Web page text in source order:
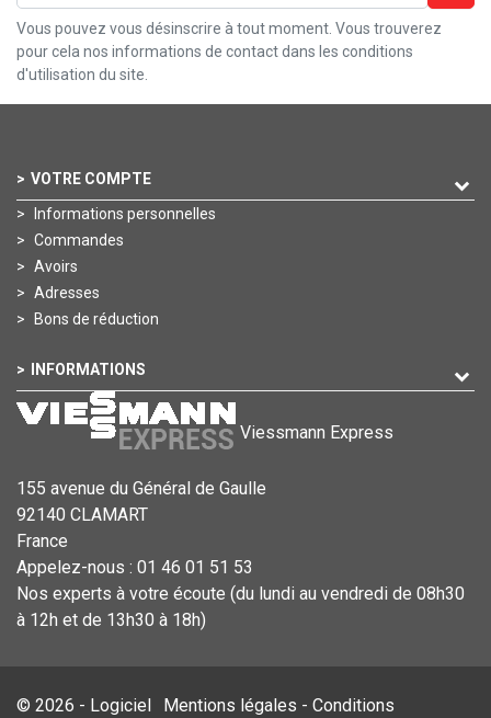
Vous pouvez vous désinscrire à tout moment. Vous trouverez
pour cela nos informations de contact dans les conditions
d'utilisation du site.
VOTRE COMPTE
Informations personnelles
Commandes
Avoirs
Adresses
Bons de réduction
INFORMATIONS
Viessmann Express
155 avenue du Général de Gaulle
92140 CLAMART
France
Appelez-nous : 01 46 01 51 53
Nos experts à votre écoute (du lundi au vendredi de 08h30
à 12h et de 13h30 à 18h)
© 2026 - Logiciel Mentions légales -Conditions